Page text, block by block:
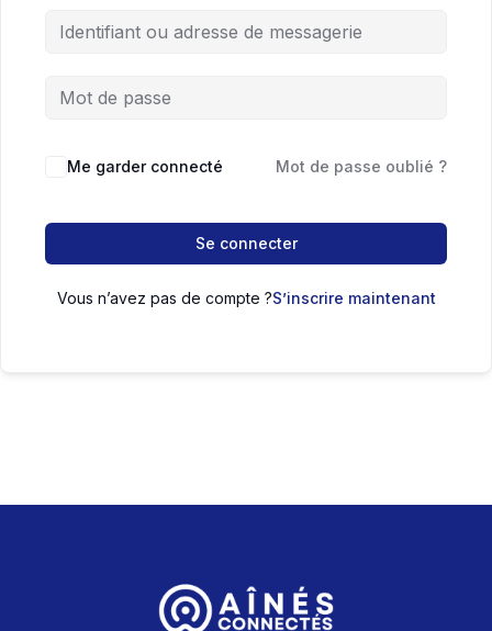
Me garder connecté Mot de passe oublié ?
Se connecter
Vous n’avez pas de compte ?S’inscrire maintenant